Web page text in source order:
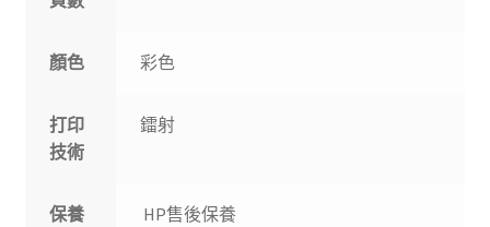
顏色 彩色
打印
技術
鐳射
保養
HP售後保養